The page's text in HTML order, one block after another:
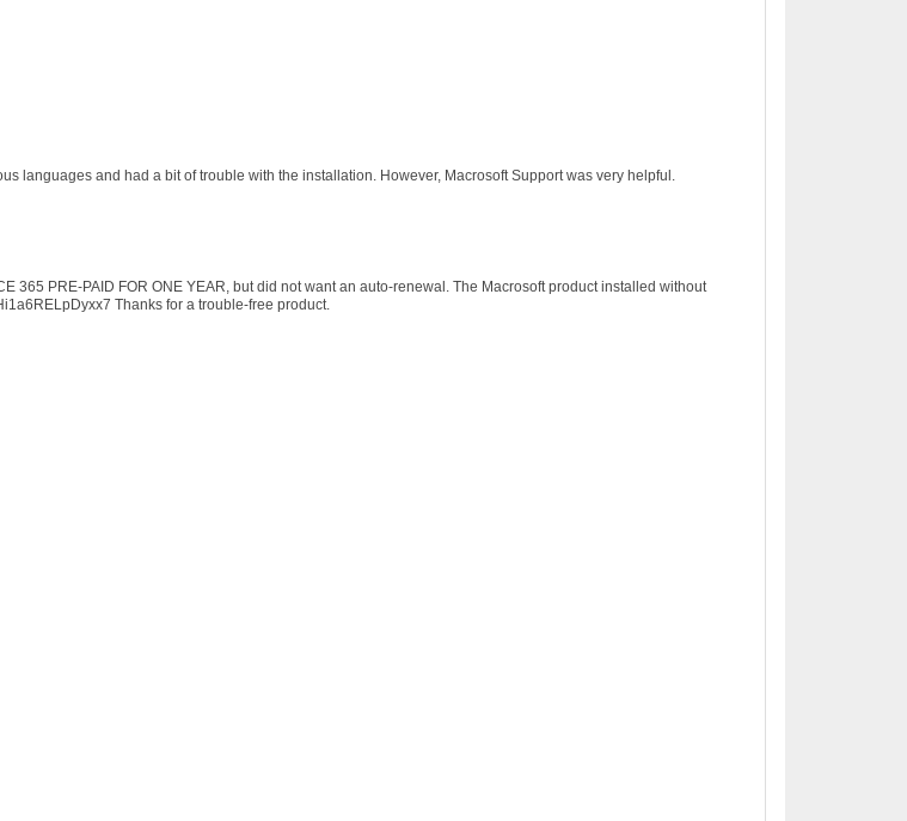
languages and had a bit of trouble with the installation. However, Macrosoft Support was very helpful.
365 PRE-PAID FOR ONE YEAR, but did not want an auto-renewal. The Macrosoft product installed without
Thanks for a trouble-free product.